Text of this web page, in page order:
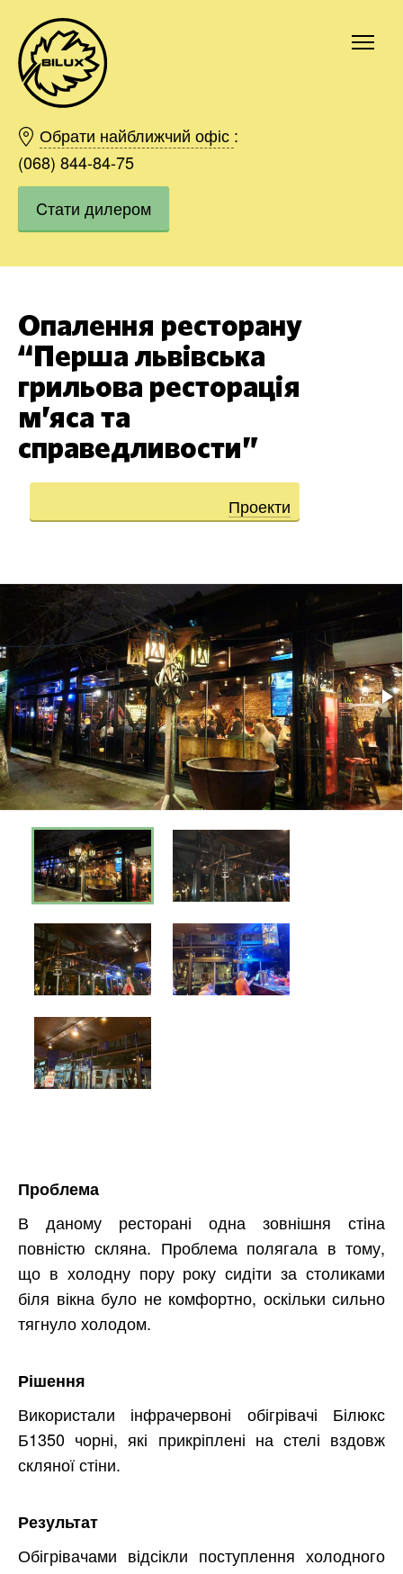
Обрати найближчий офіс :
(068) 844-84-75
Cтати дилером
Опалення ресторану
“Перша львівська
грильова ресторація
м’яса та
справедливости”
Проекти
Проблема
В даному ресторані одна зовнішня стіна
повністю скляна. Проблема полягала в тому,
що в холодну пору року сидіти за столиками
біля вікна було не комфортно, оскільки сильно
тягнуло холодом.
Рішення
Використали інфрачервоні обігрівачі Білюкс
Б1350 чорні, які прикріплені на стелі вздовж
скляної стіни.
Результат
Обігрівачами відсікли поступлення холодного
Київ
Харків
Одесса
Дніпро
Івано-Франківськ
Вінниця
Область
Замовити